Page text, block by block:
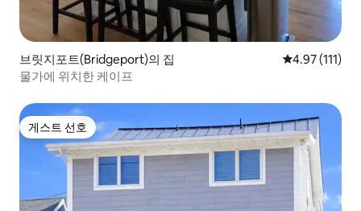
브릿지포트(Bridgeport)의 집 평점 4.97점(5
4.97 (111)
물가에 위치한 케이프
게스트 선호
게스트 선호